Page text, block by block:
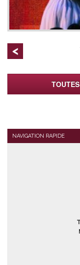
NAVIGATION RAPIDE